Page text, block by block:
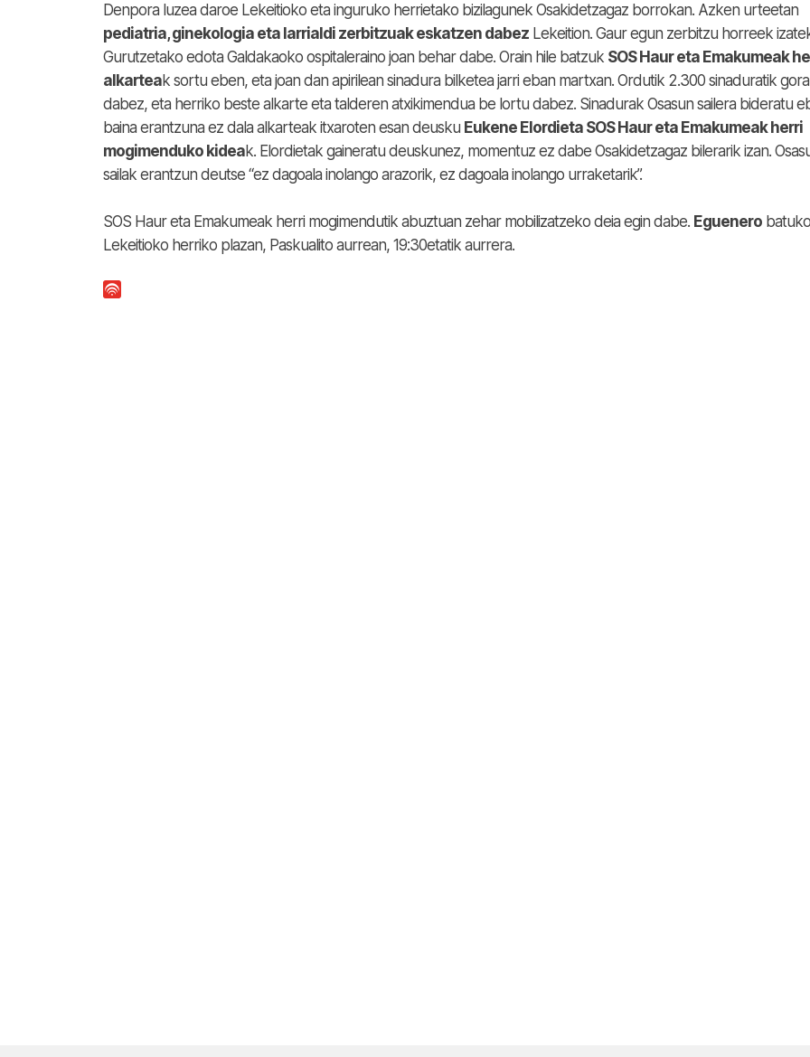
Denpora luzea daroe Lekeitioko eta inguruko herrietako bizilagunek Osakidetzagaz borrokan. Azken urteetan
pediatria, ginekologia eta larrialdi zerbitzuak eskatzen dabez Lekeition. Gaur egun zerbitzu horreek
Gurutzetako edota Galdakaoko ospitaleraino joan behar dabe. Orain hile batzuk SOS Haur eta Emakumeak
alkarteak sortu eben, eta joan dan apirilean sinadura bilketea jarri eban martxan. Ordutik 2.300 sinaduratik
dabez, eta herriko beste alkarte eta talderen atxikimendua be lortu dabez. Sinadurak Osasun sailera bideratu
baina erantzuna ez dala alkarteak itxaroten esan deusku Eukene Elordieta SOS Haur eta Emakumeak herri
mogimenduko kideak. Elordietak gaineratu deuskunez, momentuz ez dabe Osakidetzagaz bilerarik izan.
sailak erantzun deutse “ez dagoala inolango arazorik, ez dagoala inolango urraketarik”.
SOS Haur eta Emakumeak herri mogimendutik abuztuan zehar mobilizatzeko deia egin dabe. Eguenero
Lekeitioko herriko plazan, Paskualito aurrean, 19:30etatik aurrera.